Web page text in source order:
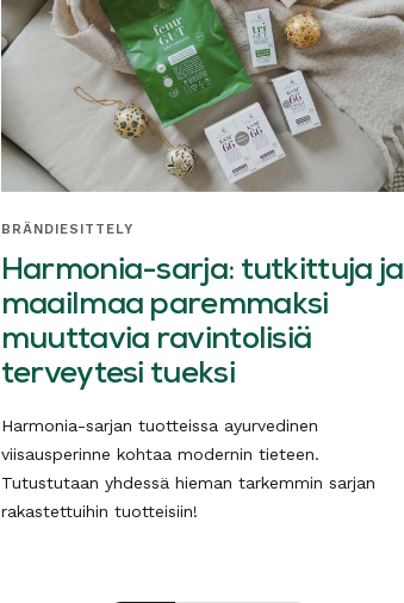
BRÄNDIESITTELY
Harmonia-sarja: tutkittuja ja
maailmaa paremmaksi
muuttavia ravintolisiä
terveytesi tueksi
Harmonia-sarjan tuotteissa ayurvedinen
viisausperinne kohtaa modernin tieteen.
Tutustutaan yhdessä hieman tarkemmin sarjan
rakastettuihin tuotteisiin!